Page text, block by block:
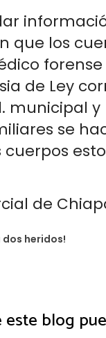
que los
de Ley
municipal
se
de
dos heridos!
blog